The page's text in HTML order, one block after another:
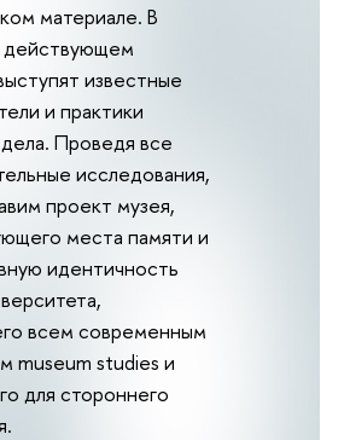
материале. В
действующем
известные
и практики
Проведя все
исследования,
проект музея,
места памяти и
идентичность
всем современным
museum studies и
для стороннего